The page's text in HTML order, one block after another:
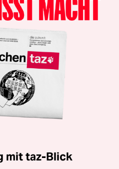
mit taz-Blick